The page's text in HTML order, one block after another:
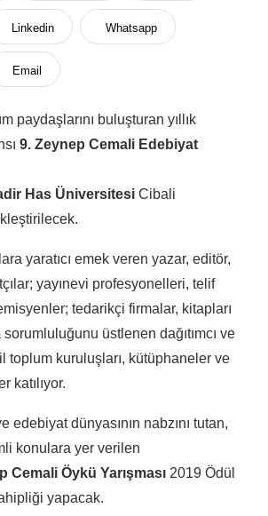
Linkedin Whatsapp
Email
paydaşlarını buluşturan yıllık
9. Zeynep Cemali Edebiyat
Has Üniversitesi Cibali
yaratıcı emek veren yazar, editör,
yayınevi profesyonelleri, telif
tedarikçi firmalar, kitapları
üstlenen dağıtımcı ve
toplum kuruluşları, kütüphaneler ve
katılıyor.
edebiyat dünyasının nabzını tutan,
konulara yer verilen
Cemali Öykü Yarışması 2019 Ödül
yapacak.